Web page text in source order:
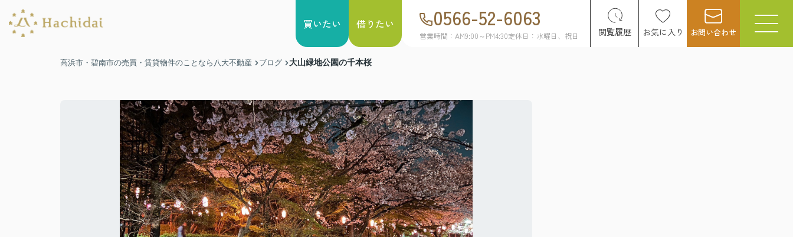
買いたい 借りたい 0566-52-6063
営業時間：AM9:00～PM4:30定休日：水曜日、祝日 閲覧履歴 お気に入り お問い合わせ
高浜市・碧南市の売買・賃貸物件のことなら八大不動産 ブログ 大山緑地公園の千本桜